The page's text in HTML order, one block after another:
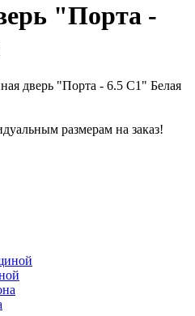
"Порта -
размерам на заказ!